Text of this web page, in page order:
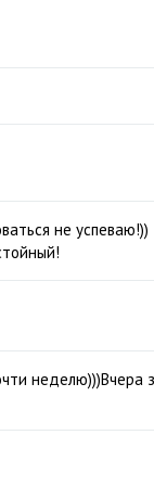
не успеваю!))
неделю)))Вчера